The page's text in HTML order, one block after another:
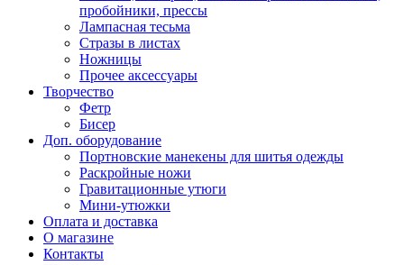
пробойники, прессы
Лампасная тесьма
Стразы в листах
Ножницы
Прочее аксессуары
Творчество
Фетр
Бисер
Доп. оборудование
Портновские манекены для шитья одежды
Раскройные ножи
Гравитационные утюги
Мини-утюжки
Оплата и доставка
О магазине
Контакты